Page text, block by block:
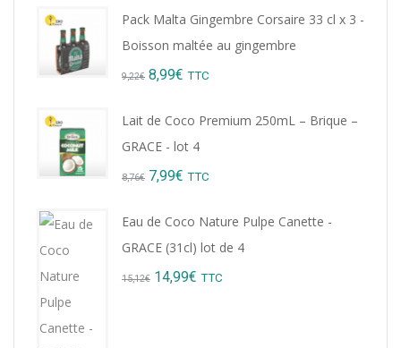
Pack Malta Gingembre Corsaire 33 cl x 3 -
Boisson maltée au gingembre
9,22€ Original
8,99€ Current
TTC
Lait de Coco Premium 250mL – Brique –
GRACE - lot 4
8,76€ Original
7,99€ Current
TTC
Eau de Coco Nature Pulpe Canette -
GRACE (31cl) lot de 4
15,12€ Original
14,99€ Current
TTC